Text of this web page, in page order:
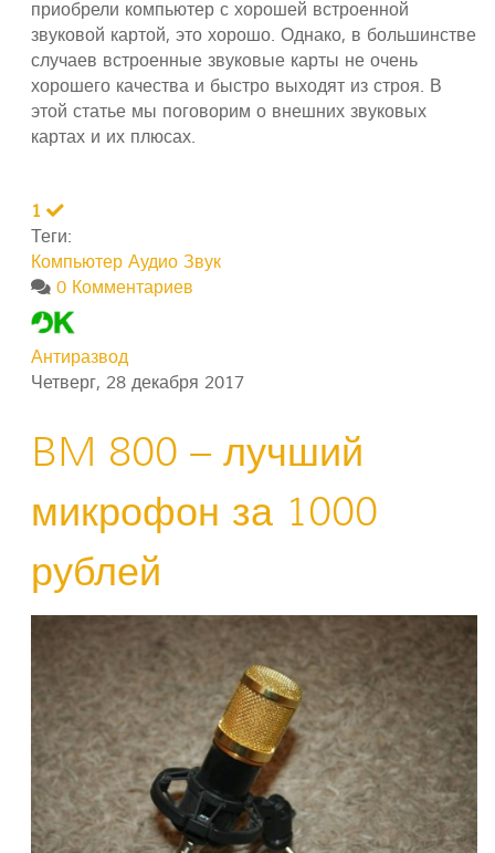
приобрели компьютер с хорошей встроенной
звуковой картой, это хорошо. Однако, в большинстве
случаев встроенные звуковые карты не очень
хорошего качества и быстро выходят из строя. В
этой статье мы поговорим о внешних звуковых
картах и их плюсах.
1
Теги:
Компьютер Аудио Звук
0 Комментариев
Антиразвод
Четверг, 28 декабря 2017
BM 800 – лучший
микрофон за 1000
рублей